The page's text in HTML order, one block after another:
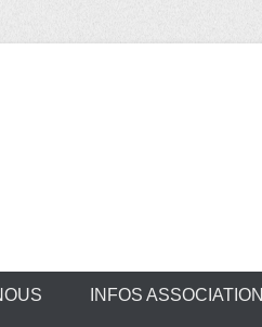
INFOS ASSOCIATION